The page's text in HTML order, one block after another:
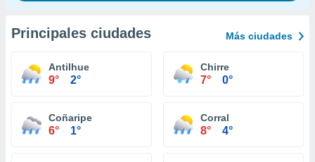
Principales ciudades Más ciudades
Antilhue
9° 2°
Chirre
7° 0°
Coñaripe
6° 1°
Corral
8° 4°